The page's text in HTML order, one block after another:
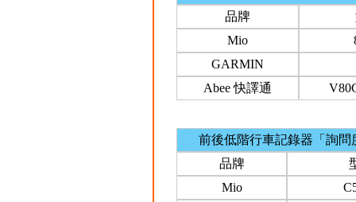
品牌
Mio
GARMIN
Abee 快譯通
前後低階行車記錄器「詢問
品牌
Mio